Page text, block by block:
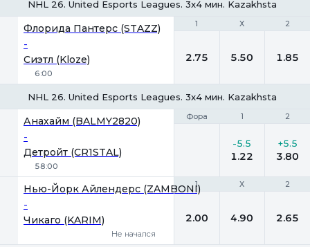
NHL 26. United Esports Leagues. 3x4 мин. Kazakhstan
1 Х 2
Флорида Пантерс (STAZZ)
-
Сиэтл (Kloze)
6:00
1 Х 2
2.75 5.50 1.85
NHL 26. United Esports Leagues. 3x4 мин. Kazakhstan-2
Фора 1 2
Анахайм (BALMY2820)
-
Детройт (CR1STAL)
58:00
Фора 1 2
-5.5
1.22
+5.5
3.80
1 Х 2
Нью-Йорк Айлендерс (ZAMBONI)
-
Чикаго (KARIM)
Не начался
1 Х 2
2.00 4.90 2.65